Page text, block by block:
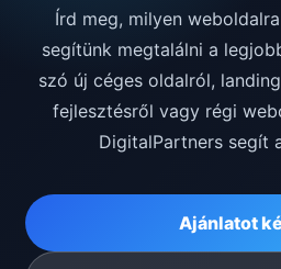
Írd meg, milyen
segítünk megtalálni a
szó új céges oldalról,
fejlesztésről vagy régi
DigitalPartners segít
Ajánlatot